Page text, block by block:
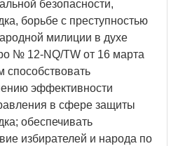
безопасности,
борьбе с преступностью
милиции в духе
№ 12-NQ/TW от 16 марта
способствовать
эффективности
в сфере защиты
обеспечивать
избирателей и народа по